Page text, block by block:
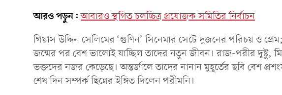
আরও পড়ুন: আবারও স্থগিত চলচ্চিত্র প্রযোজক সমিতির নির্বাচন
গিয়াস উদ্দিন সেলিমের ‘গুণিন’ সিনেমার সেটে দুজনের পরিচয় ও
জন্মের পর বেশ ভালোই যাচ্ছিল তাদের নতুন জীবন। রাজ-পরীর দুষ্টু,
ভক্তদের নজর কেড়েছে। অন্তর্জালে তাদের নানান মুহূর্তের ছবি বেশ
শেষ দিন সম্পর্ক ছিন্নের ইঙ্গিত দিলেন পরীমনি।